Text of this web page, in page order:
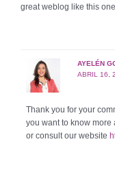
great weblog like this
AYELÉN
ABRIL 16,
Thank you for your
you want to know more
or consult our website